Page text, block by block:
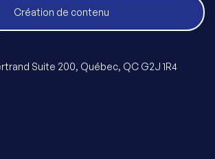
Création de contenu
Suite 200, Québec, QC G2J 1R4